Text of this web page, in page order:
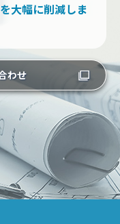
大幅に削減しま
わせ